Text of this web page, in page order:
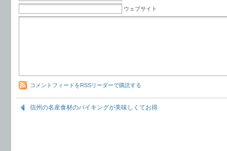
ウェブサイト
コメントフィードをRSSリーダーで購読する
信州の名産食材のバイキングが美味しくてお得